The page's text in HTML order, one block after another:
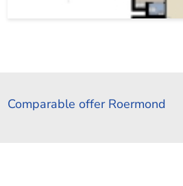
Comparable offer Roermond